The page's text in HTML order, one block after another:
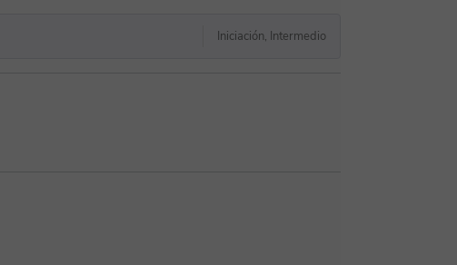
Iniciación, Intermedio